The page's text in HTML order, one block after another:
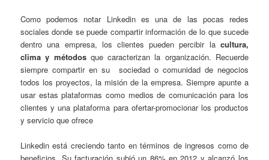
Como podemos notar Linkedin es una de las pocas redes
sociales donde se puede compartir información de lo que sucede
dentro una empresa, los clientes pueden percibir la cultura,
clima y métodosque caracterizan la organización. Recuerde
siempre compartir en su sociedad o comunidad de negocios
todos los proyectos, la misión de la empresa. Siempre apunte a
usar estas plataformas como medios de comunicación para los
clientes y una plataforma para ofertar-promocionar los productos
y servicio que ofrece
Linkedin está creciendo tanto en términos de ingresos como de